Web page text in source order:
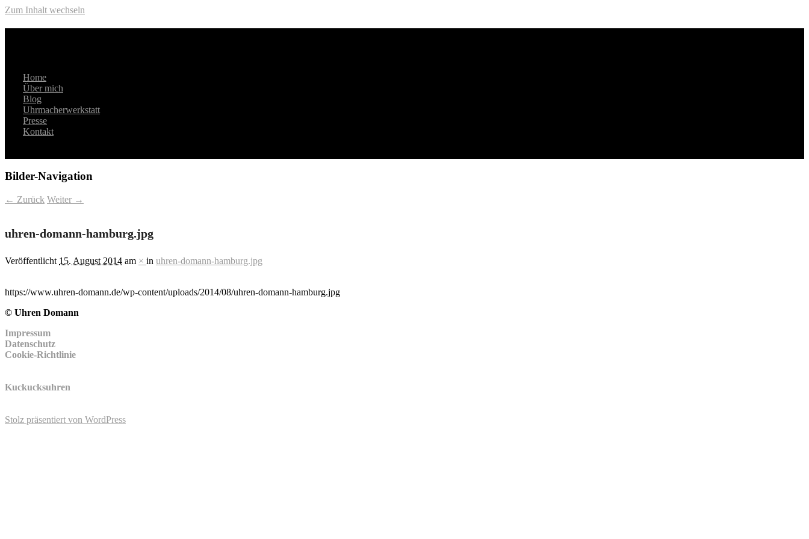
Zum Inhalt wechseln
Home
Über mich
Blog
Uhrmacherwerkstatt
Presse
Kontakt
Bilder-Navigation
← Zurück Weiter →
uhren-domann-hamburg.jpg
Veröffentlicht 15. August 2014 am × in uhren-domann-hamburg.jpg
https://www.uhren-domann.de/wp-content/uploads/2014/08/uhren-domann-hamburg.jpg
© Uhren Domann
Impressum
Datenschutz
Cookie-Richtlinie
Kuckucksuhren
Stolz präsentiert von WordPress